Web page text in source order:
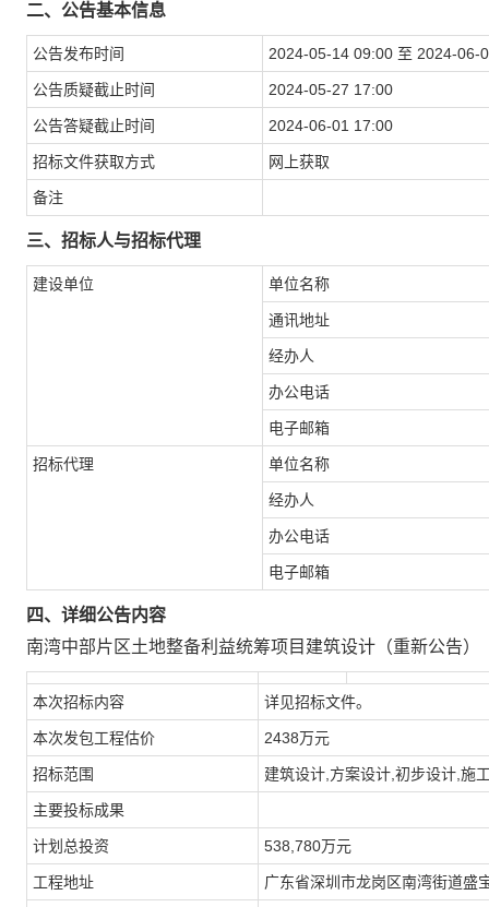
二、公告基本信息
公告发布时间 2024-05-14 09:00 至 2024-06-
公告质疑截止时间 2024-05-27 17:00
公告答疑截止时间 2024-06-01 17:00
招标文件获取方式 网上获取
备注
三、招标人与招标代理
建设单位 单位名称
通讯地址
经办人
办公电话
电子邮箱
招标代理 单位名称
经办人
办公电话
电子邮箱
四、详细公告内容
南湾中部片区土地整备利益统筹项目建筑设计（重新公告
本次招标内容 详见招标文件。
本次发包工程估价 2438万元
招标范围 建筑设计,方案设计,初步设计,施
主要投标成果
计划总投资 538,780万元
工程地址 广东省深圳市龙岗区南湾街道盛